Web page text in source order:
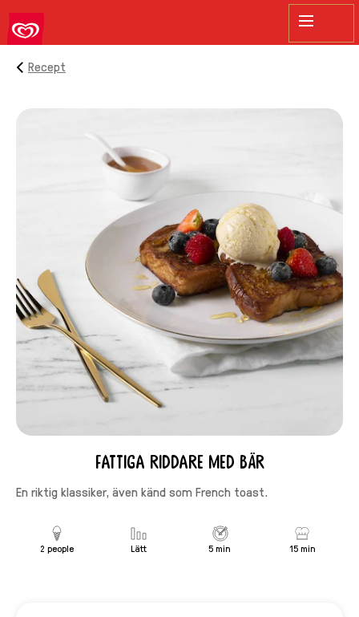
sök
Recept
Fattiga riddare med bär
En riktig klassiker, även känd som French toast.
2 people Lätt 5 min 15 min